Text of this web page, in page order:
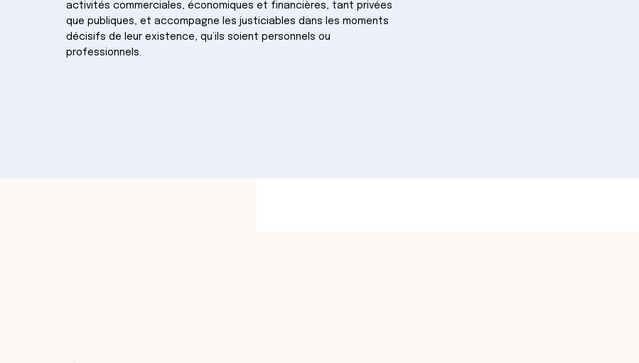
activités commerciales, économiques et financières, tant privées
que publiques, et accompagne les justiciables dans les moments
décisifs de leur existence, qu’ils soient personnels ou
professionnels.